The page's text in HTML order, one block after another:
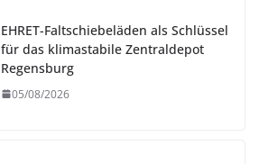
EHRET-Faltschiebeläden als Schlüssel
für das klimastabile Zentraldepot
Regensburg
05/08/2026